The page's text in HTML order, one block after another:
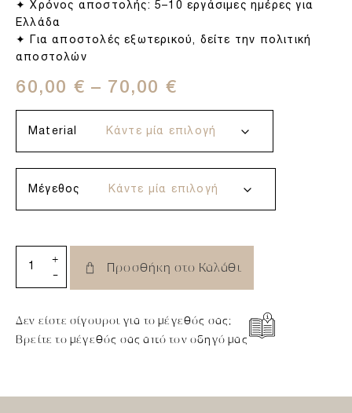
✦ Χρόνος αποστολής: 5–10 εργάσιμες ημέρες για
Ελλάδα
✦ Για αποστολές εξωτερικού, δείτε την πολιτική
αποστολών
60,00 € – 70,00 €
Material
Μέγεθος
-
+
Προσθήκη στο Καλάθι
Δεν είστε σίγουροι για το μέγεθός σας;
Βρείτε το μέγεθός σας από τον οδηγό μας